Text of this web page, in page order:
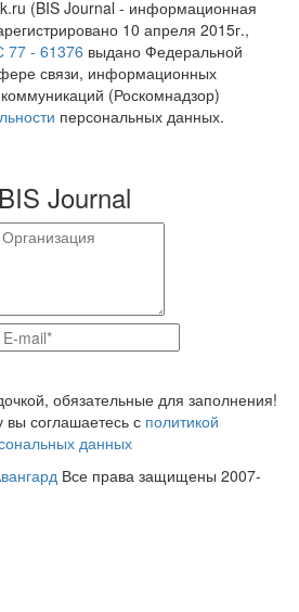
(BIS Journal - информационная
10 апреля 2015г.,
77 - 61376 выдано Федеральной
связи, информационных
(Роскомнадзор)
персональных данных.
Journal
обязательные для заполнения!
соглашаетесь с политикой
данных
Все права защищены 2007-